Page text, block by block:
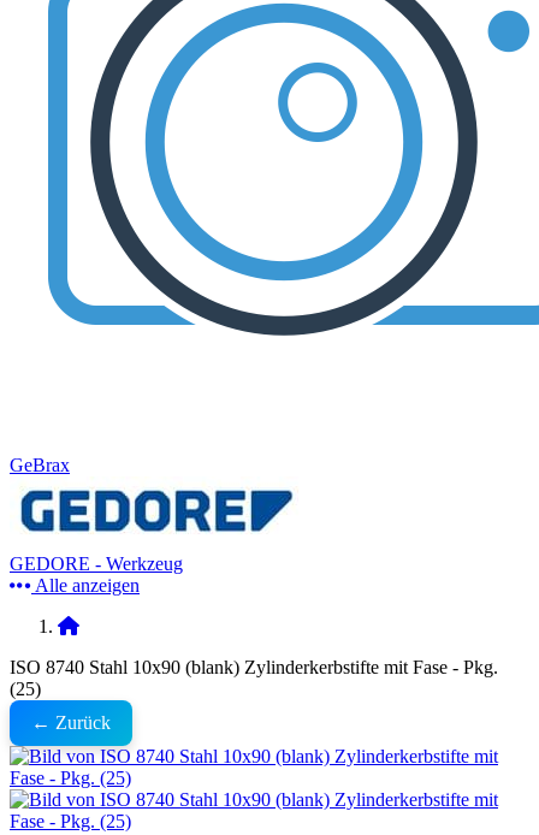
GeBrax
GEDORE - Werkzeug
Alle anzeigen
ISO 8740 Stahl 10x90 (blank) Zylinderkerbstifte mit Fase - Pkg.
(25)
← Zurück